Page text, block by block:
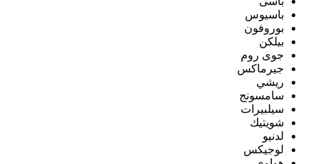
باسيوس
بوروفون
بيلكن
جوى روم
جيرماكس
ريشي
سامسونج
سيلبيرات
شويتيك
لدنيو
لوجيكس